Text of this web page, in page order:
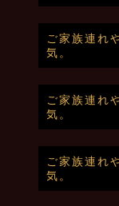
ご家族連れ
気。
ご家族連れ
気。
ご家族連れ
気。